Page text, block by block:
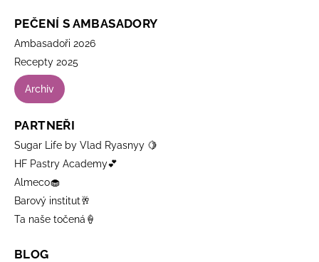
PEČENÍ S AMBASADORY
Ambasadoři 2026
Recepty 2025
Archiv
PARTNEŘI
Sugar Life by Vlad Ryasnyy 🍋
HF Pastry Academy💕
Almeco🧁
Barový institut🥂
Ta naše točená🍦
BLOG